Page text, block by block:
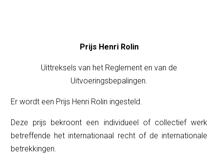
Prijs Henri Rolin
Uittreksels van het Reglement en van de
Uitvoeringsbepalingen.
Er wordt een Prijs Henri Rolin ingesteld.
Deze prijs bekroont een individueel of collectief werk
betreffende het internationaal recht of de internationale
betrekkingen.